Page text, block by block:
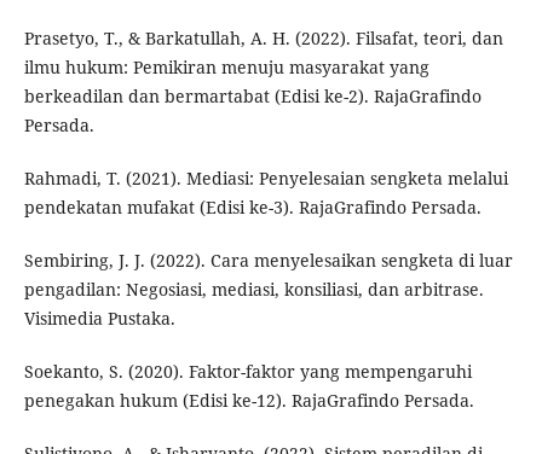
Prasetyo, T., & Barkatullah, A. H. (2022). Filsafat, teori, dan
ilmu hukum: Pemikiran menuju masyarakat yang
berkeadilan dan bermartabat (Edisi ke-2). RajaGrafindo
Persada.
Rahmadi, T. (2021). Mediasi: Penyelesaian sengketa melalui
pendekatan mufakat (Edisi ke-3). RajaGrafindo Persada.
Sembiring, J. J. (2022). Cara menyelesaikan sengketa di luar
pengadilan: Negosiasi, mediasi, konsiliasi, dan arbitrase.
Visimedia Pustaka.
Soekanto, S. (2020). Faktor-faktor yang mempengaruhi
penegakan hukum (Edisi ke-12). RajaGrafindo Persada.